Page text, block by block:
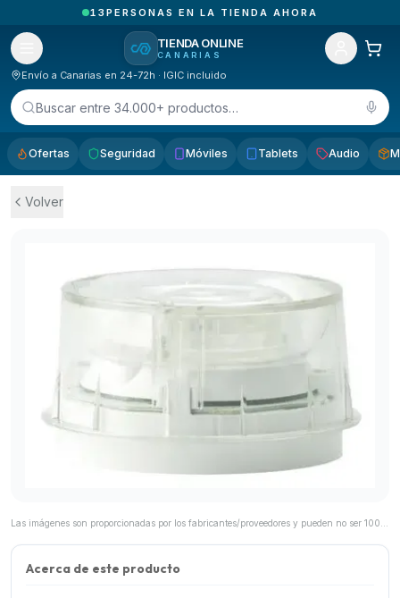
PEDIDOS RECIBIDOS HOY EN CANARIAS
TIENDA ONLINE
CANARIAS
Envío a Canarias en 24-72h · IGIC incluido
Buscar entre 34.000+ productos…
Ofertas Seguridad Móviles Tablets Audio
Volver
Acerca de este producto